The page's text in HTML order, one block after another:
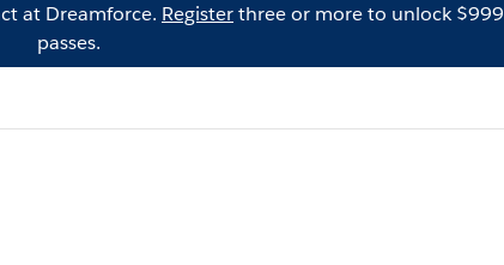
at Dreamforce. Registerthree or more to unlock $999
passes.